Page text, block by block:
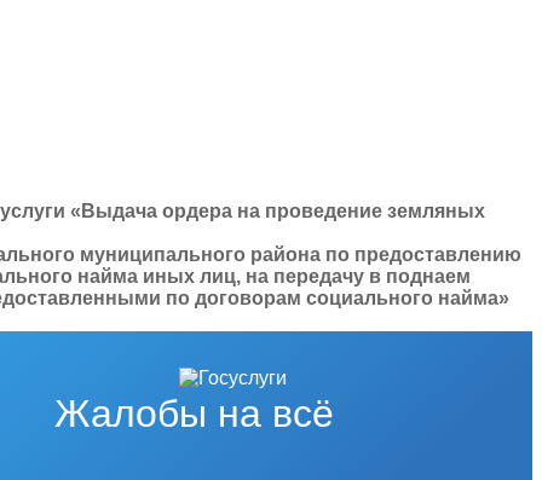
«Выдача ордера на проведение земляных
муниципального района по предоставлению
найма иных лиц, на передачу в поднаем
по договорам социального найма»
Жалобы на всё